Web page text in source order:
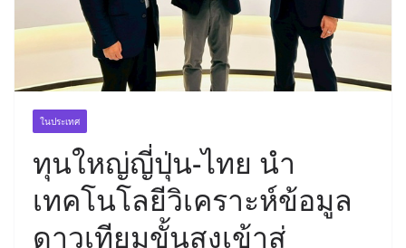
ในประเทศ
ทุนใหญ่ญี่ปุ่น-ไทย นำ
เทคโนโลยีวิเคราะห์ข้อมูล
ดาวเทียมขั้นสูงเข้าสู่